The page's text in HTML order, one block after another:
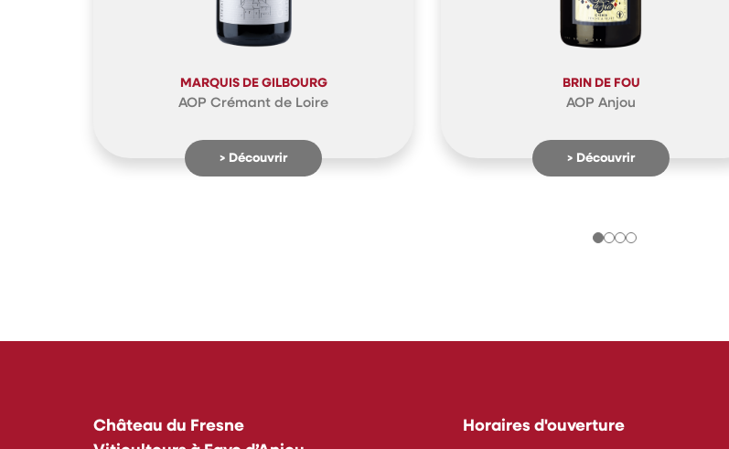
MARQUIS DE GILBOURG
AOP Crémant de Loire
> Découvrir
BRIN DE FOU
AOP Anjou
> Découvrir
Château du Fresne
Horaires d'ouverture